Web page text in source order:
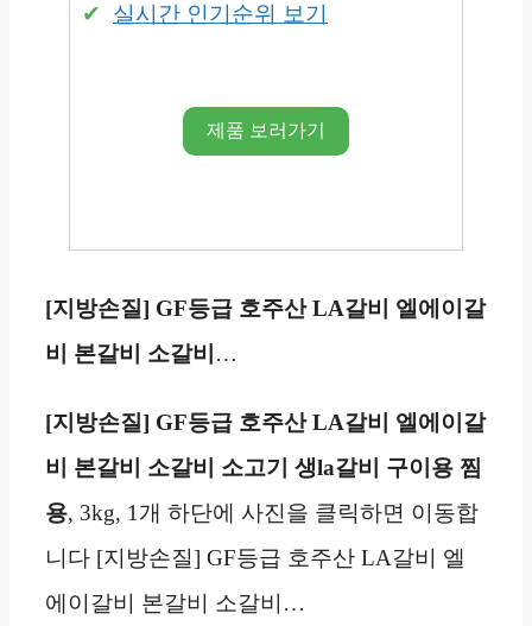
실시간 인기순위 보기
제품 보러가기
[지방손질] GF등급 호주산 LA갈비 엘에이갈
비 본갈비 소갈비 …
[지방손질] GF등급 호주산 LA갈비 엘에이갈
비 본갈비 소갈비 소고기 생la갈비 구이용 찜
용, 3kg, 1개 하단에 사진을 클릭하면 이동합
니다 [지방손질] GF등급 호주산 LA갈비 엘
에이갈비 본갈비 소갈비…